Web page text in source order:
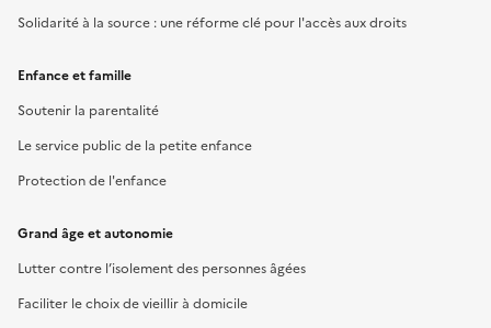
Solidarité à la source : une réforme clé pour l'accès aux droits
Enfance et famille
Soutenir la parentalité
Le service public de la petite enfance
Protection de l'enfance
Grand âge et autonomie
Lutter contre l’isolement des personnes âgées
Faciliter le choix de vieillir à domicile